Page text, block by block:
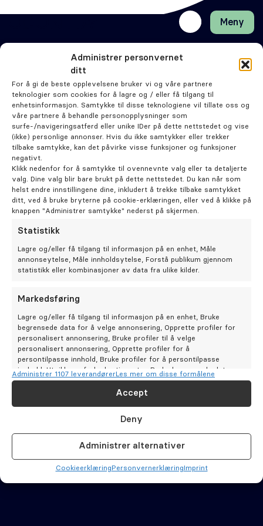
Administrer personvernet
ditt
For å gi de beste opplevelsene bruker vi og våre partnere
teknologier som cookies for å lagre og / eller få tilgang til
enhetsinformasjon. Samtykke til disse teknologiene vil tillate oss og
våre partnere å behandle personopplysninger som
surfe-/navigeringsatferd eller unike IDer på dette nettstedet og vise
(ikke) personlige annonser. Hvis du ikke samtykker eller trekker
tilbake samtykke, kan det påvirke visse funksjoner og funksjoner
negativt.
Klikk nedenfor for å samtykke til ovennevnte valg eller ta detaljerte
valg. Dine valg blir bare brukt på dette nettstedet. Du kan når som
helst endre innstillingene dine, inkludert å trekke tilbake samtykket
ditt, ved å bruke bryterne på cookie-erklæringen, eller ved å klikke på
knappen "Administrer samtykke" nederst på skjermen.
Statistikk
Lagre og/eller få tilgang til informasjon på en enhet, Måle
annonseytelse, Måle innholdsytelse, Forstå publikum gjennom
statistikk eller kombinasjoner av data fra ulike kilder.
Markedsføring
Lagre og/eller få tilgang til informasjon på en enhet, Bruke
begrensede data for å velge annonsering, Opprette profiler for
personalisert annonsering, Bruke profiler til å velge
personalisert annonsering, Opprette profiler for å
persontilpasse innhold, Bruke profiler for å persontilpasse
innhold, Utvikle og forbedre tjenester, Bruke begrensede data
for å velge innhold.
Funksjoner
basert på informasjon som overføres automatisk.
Administrer 1107 leverandørerLes mer om disse formålene
Accept
Deny
Administrer alternativer
Cookie­erklæringPersonvernerklæringImprint
Meny
Lukk
Behandlinger
Henviser
Periodonti
Endodonti
Kjeveortopedi
Oral kirurgi
Oral protetikk
Spesialistsenter – Oslo Endodontisenter
Om oss
Om Odontia Tannlegene
Selge tannlegepraksis?
Odontia
Alltid ivaretatt
Bestill time
Kontakt oss
Tannklinikker
Tannbehandlinger
Tips og råd
Artikler
Odontia Kompetanse
Våre klinikker
Cookie­erklæring (EU)
Personvernerklæring (EU)
Ansvars­fraskrivelse
Åpenhetsloven
Imprint
© Odontia Gruppen AS 2026 - Designet avBlake and Friends